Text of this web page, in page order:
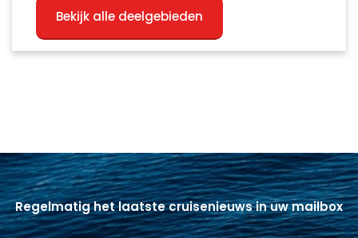
Bekijk alle deelgebieden
Regelmatig het laatste cruisenieuws in uw mailbox